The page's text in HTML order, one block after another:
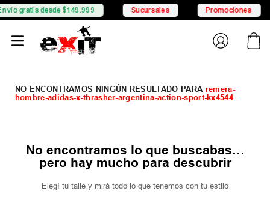
gratis desde $149.999 Sucursales Promociones
remera-
hombre-adidas-x-thrasher-argentina-action-sport-kx4544
No encontramos lo que buscabas…
pero hay mucho para descubrir
Elegí tu talle y mirá todo lo que tenemos con tu estilo